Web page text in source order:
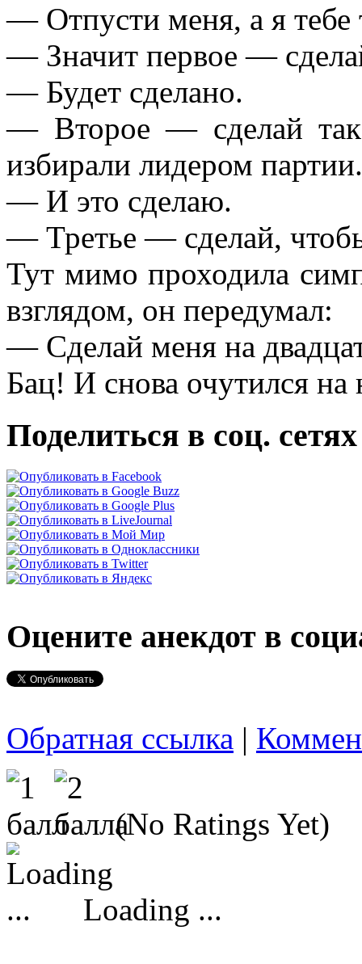
— Отпусти меня, а я
— Значит первое —
— Будет сделано.
— Второе — сделай
избирали лидером партии.
— И это сделаю.
— Третье — сделай,
Тут мимо проходила
взглядом, он передумал:
— Сделай меня на
Бац! И снова очутился на
Поделиться в соц. сетях
Оцените анекдот в
Обратная ссылка |
(No Ratings Yet)
Loading ...